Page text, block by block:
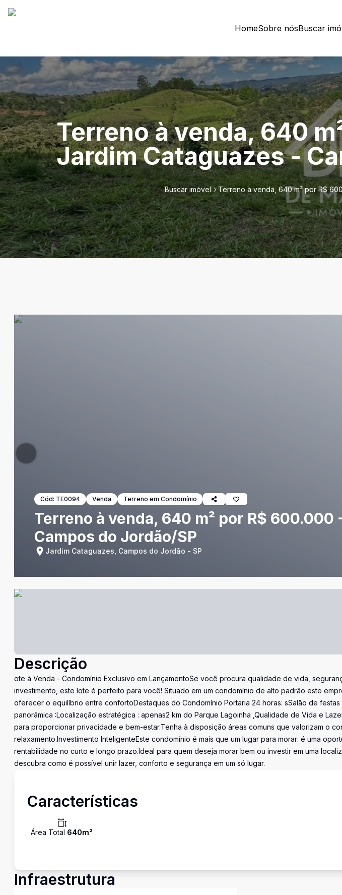
HomeSobre nósBuscar
Terreno à venda, 640
Jardim Cataguazes -
Buscar imóvel Terreno à venda, 640 m² por R$
Cód: TE0094 Venda Terreno em Condomínio
Terreno à venda, 640 m² por R$ 600.000
Campos do Jordão/SP
Jardim Cataguazes, Campos do Jordão - SP
Descrição
ote à Venda - Condomínio Exclusivo em LançamentoSe você procura qualidade de vida,
investimento, este lote é perfeito para você! Situado em um condomínio de alto padrão este
oferecer o equilíbrio entre confortoDestaques do Condomínio Portaria 24 horas: sSalão de festas
panorâmica :Localização estratégica : apenas2 km do Parque Lagoinha ,Qualidade de Vida e
para proporcionar privacidade e bem-estar.Tenha à disposição áreas comuns que valorizam o
relaxamento.Investimento InteligenteEste condomínio é mais que um lugar para morar: é uma
rentabilidade no curto e longo prazo.Ideal para quem deseja morar bem ou investir em uma
descubra como é possível unir lazer, conforto e segurança em um só lugar.
Características
Área Total 640m²
Infraestrutura